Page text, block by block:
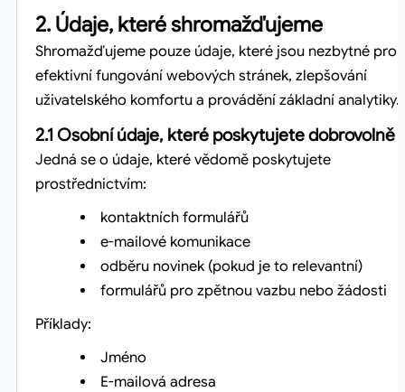
2. Údaje, které shromažďujeme
Shromažďujeme pouze údaje, které jsou nezbytné pro
efektivní fungování webových stránek, zlepšování
uživatelského komfortu a provádění základní analytiky.
2.1 Osobní údaje, které poskytujete dobrovolně
Jedná se o údaje, které vědomě poskytujete
prostřednictvím:
kontaktních formulářů
e-mailové komunikace
odběru novinek (pokud je to relevantní)
formulářů pro zpětnou vazbu nebo žádosti
Příklady:
Jméno
E-mailová adresa